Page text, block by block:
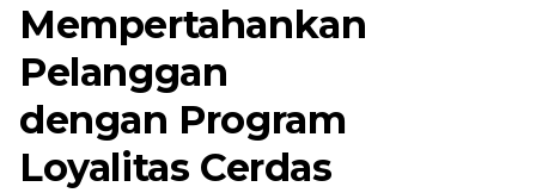
Mempertahankan
Pelanggan
dengan Program
Loyalitas Cerdas